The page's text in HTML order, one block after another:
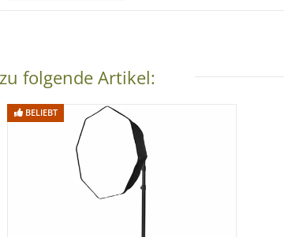
gehört und separat bestellt werden muss.
folgende Artikel:
BELIEBT